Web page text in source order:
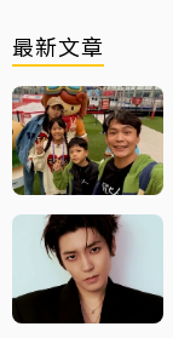
最新文章